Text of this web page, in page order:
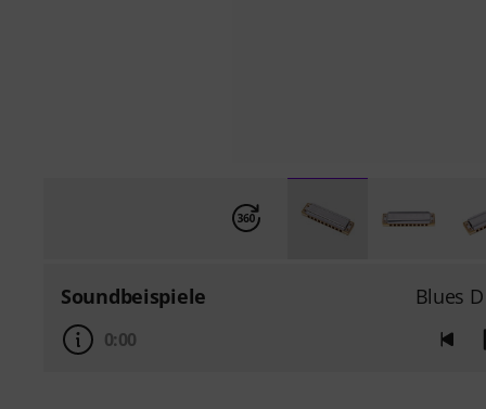
Soundbeispiele Blues
0:00